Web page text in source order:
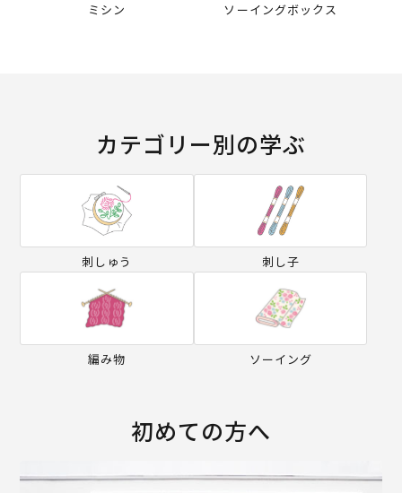
ミシン ソーイングボックス
カテゴリー別の学ぶ
刺しゅう 刺し子
編み物 ソーイング
初めての方へ